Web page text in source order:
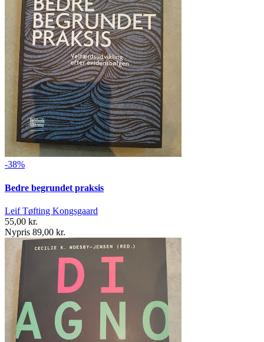
-38%
Bedre begrundet praksis
Leif Tøfting Kongsgaard
55,00 kr.
Nypris 89,00 kr.